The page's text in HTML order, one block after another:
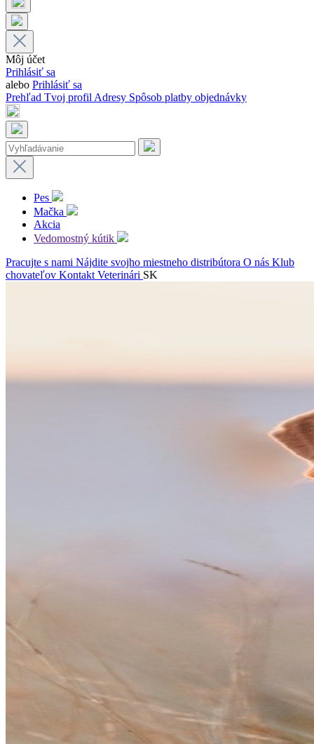
Môj účet
Prihlásiť sa
alebo Prihlásiť sa
Prehľad Tvoj profilAdresy Spôsob platby objednávky
Pes
Mačka
Akcia
Vedomostný kútik
Pracujte s nami Nájdite svojho miestneho distribútora O nás Klub
chovateľov KontaktVeterinári SK